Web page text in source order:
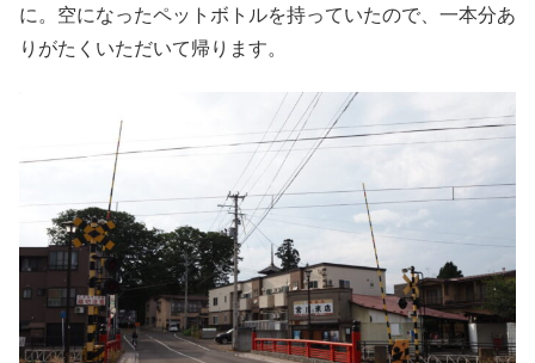
に。空になったペットボトルを持っていたので、一本分あ
りがたくいただいて帰ります。